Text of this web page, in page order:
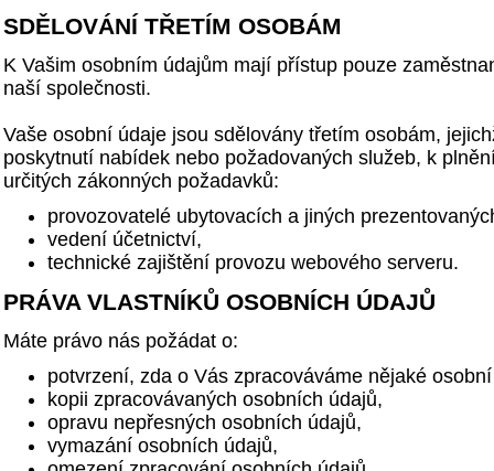
SDĚLOVÁNÍ TŘETÍM OSOBÁM
K Vašim osobním údajům mají přístup pouze
naší společnosti.
Vaše osobní údaje jsou sdělovány třetím osobám,
poskytnutí nabídek nebo požadovaných služeb, k
určitých zákonných požadavků:
provozovatelé ubytovacích a jiných
vedení účetnictví,
technické zajištění provozu webového serveru.
PRÁVA VLASTNÍKŮ OSOBNÍCH ÚDAJŮ
Máte právo nás požádat o:
potvrzení, zda o Vás zpracováváme nějaké
kopii zpracovávaných osobních údajů,
opravu nepřesných osobních údajů,
vymazání osobních údajů,